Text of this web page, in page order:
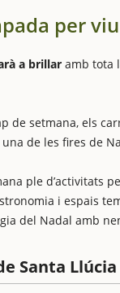
per
a brillar amb tota
de setmana, els
de les fires de
ple d’activitats
i espais
del Nadal amb
Santa